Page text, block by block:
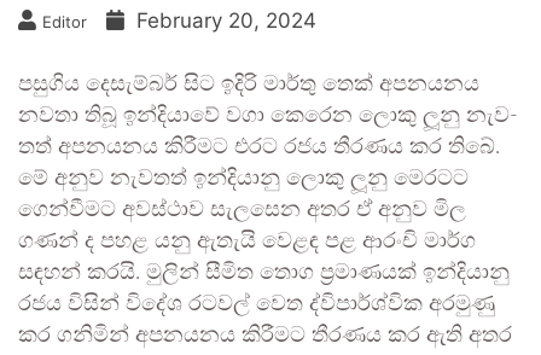
Editor February 20, 2024
පසුගිය දෙසැ­ම්බර් සිට ඉදිරි මාර්තු තෙක් අප­න­ය­නය
නවතා තිබූ ඉන්දි­යාවේ වගා කෙරෙන ලොකු ලූනු නැව­
තත් අප­න­ය­නය කිරී­මට එරට රජය තීර­ණය කර තිබේ.
මේ අනුව නැව­තත් ඉන්දි­යානු ලොකු ලූනු මෙර­ටට
ගෙන්වී­මට අව­ස්ථාව සැල­සෙන අතර ඒ අනුව මිල
ගණන් ද පහළ යනු ඇතැයි වෙළඳ පළ ආරංචි මාර්ග
සඳහන් කරයි. මුලින් සීමිත තොග ප්‍රමා­ණ­යක් ඉන්දි­යානු
රජය විසින් විදේශ රට­වල් වෙත ද්විපා­ර්ශ්වික අර­මුණු
කර ගනි­මින් අප­න­ය­නය කිරී­මට තීර­ණය කර ඇති අතර